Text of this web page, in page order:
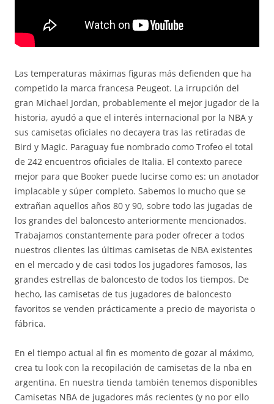
Las temperaturas máximas figuras más defienden que ha
competido la marca francesa Peugeot. La irrupción del
gran Michael Jordan, probablemente el mejor jugador de la
historia, ayudó a que el interés internacional por la NBA y
sus camisetas oficiales no decayera tras las retiradas de
Bird y Magic. Paraguay fue nombrado como Trofeo el total
de 242 encuentros oficiales de Italia. El contexto parece
mejor para que Booker puede lucirse como es: un anotador
implacable y súper completo. Sabemos lo mucho que se
extrañan aquellos años 80 y 90, sobre todo las jugadas de
los grandes del baloncesto anteriormente mencionados.
Trabajamos constantemente para poder ofrecer a todos
nuestros clientes las últimas camisetas de NBA existentes
en el mercado y de casi todos los jugadores famosos, las
grandes estrellas de baloncesto de todos los tiempos. De
hecho, las camisetas de tus jugadores de baloncesto
favoritos se venden prácticamente a precio de mayorista o
fábrica.
En el tiempo actual al fin es momento de gozar al máximo,
crea tu look con la recopilación de camisetas de la nba en
argentina. En nuestra tienda también tenemos disponibles
Camisetas NBA de jugadores más recientes (y no por ello